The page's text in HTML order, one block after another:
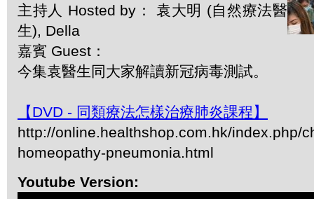
主持人 Hosted by： 袁大明 (自然療法醫
生), Della
嘉賓 Guest：
今集袁醫生同大家解讀新冠病毒測試。
【DVD - 同類療法怎樣治療肺炎課程】
http://online.healthshop.com.hk/index.php/
homeopathy-pneumonia.html
Youtube Version: